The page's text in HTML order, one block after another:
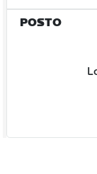
POSTO